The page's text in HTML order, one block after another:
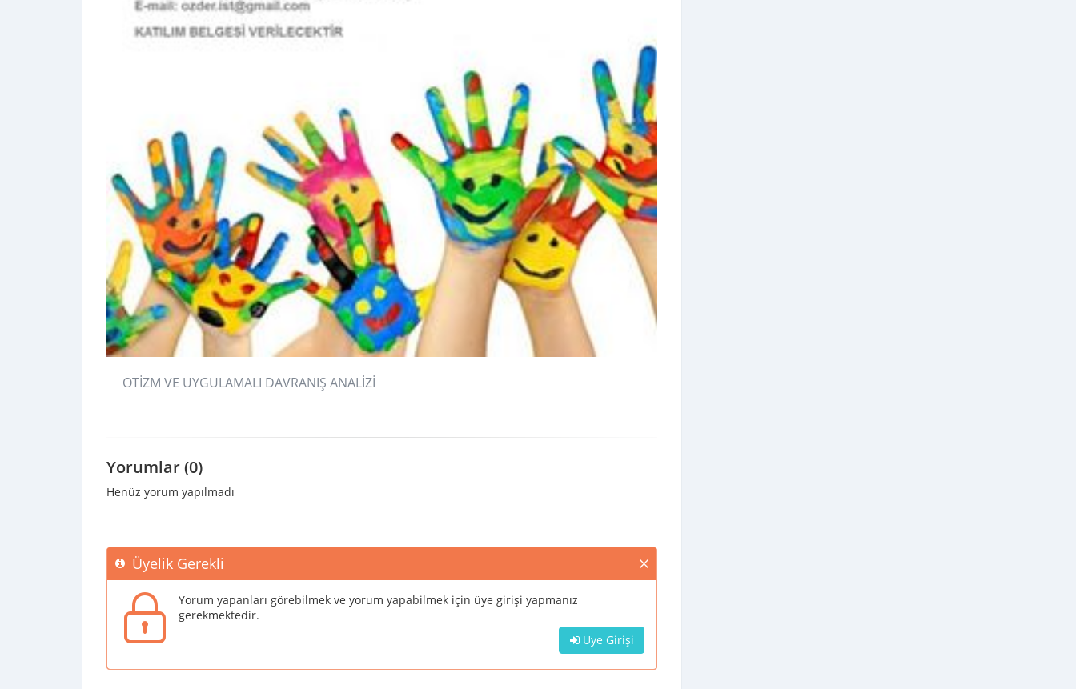
OTİZM VE UYGULAMALI DAVRANIŞ ANALİZİ
Yorumlar (0)
Henüz yorum yapılmadı
Üyelik Gerekli
Yorum yapanları görebilmek ve yorum yapabilmek için üye girişi yapmanız
gerekmektedir.
Üye Girişi